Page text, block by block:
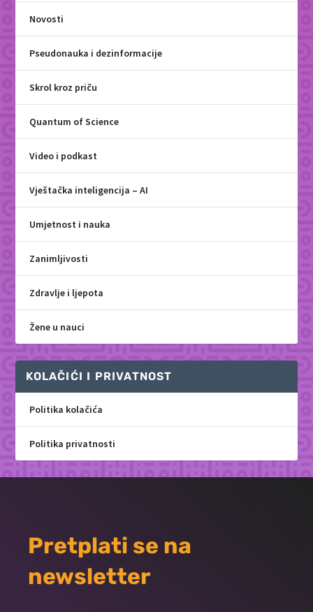
Novosti
Pseudonauka i dezinformacije
Skrol kroz priču
Quantum of Science
Video i podkast
Vještačka inteligencija – AI
Umjetnost i nauka
Zanimljivosti
Zdravlje i ljepota
Žene u nauci
KOLAČIĆI I PRIVATNOST
Politika kolačića
Politika privatnosti
Pretplati se na
newsletter